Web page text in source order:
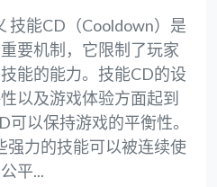
技能CD（Cooldown）是
要机制，它限制了玩家
能的能力。技能CD的设
以及游戏体验方面起到
可以保持游戏的平衡性。
强力的技能可以被连续使
平...